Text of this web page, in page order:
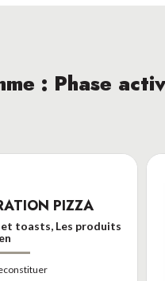
: Phase
PIZZA
et toasts, Les produits